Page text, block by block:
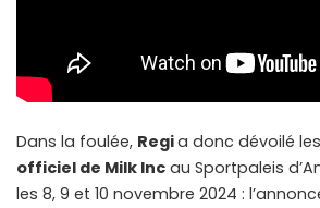
Dans la foulée, Regia donc dévoilé
officiel de Milk Inc au Sportpaleis
les 8, 9 et 10 novembre 2024 :